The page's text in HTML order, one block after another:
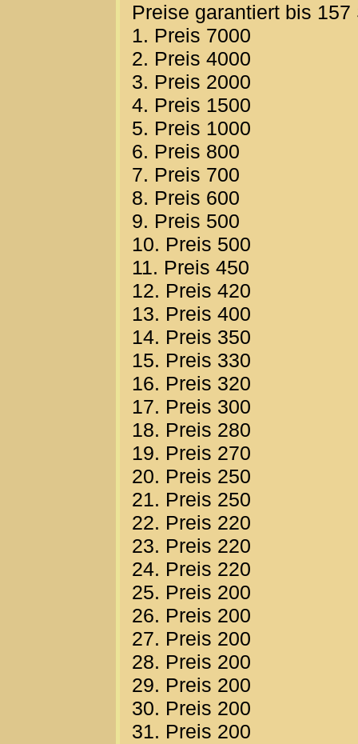
Preise garantiert bis 157
1. Preis 7000
2. Preis 4000
3. Preis 2000
4. Preis 1500
5. Preis 1000
6. Preis 800
7. Preis 700
8. Preis 600
9. Preis 500
10. Preis 500
11. Preis 450
12. Preis 420
13. Preis 400
14. Preis 350
15. Preis 330
16. Preis 320
17. Preis 300
18. Preis 280
19. Preis 270
20. Preis 250
21. Preis 250
22. Preis 220
23. Preis 220
24. Preis 220
25. Preis 200
26. Preis 200
27. Preis 200
28. Preis 200
29. Preis 200
30. Preis 200
31. Preis 200